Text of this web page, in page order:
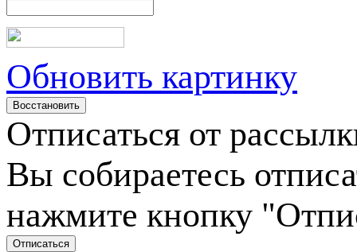
Обновить картинку
Отписаться от
Вы собираетесь
нажмите кнопку